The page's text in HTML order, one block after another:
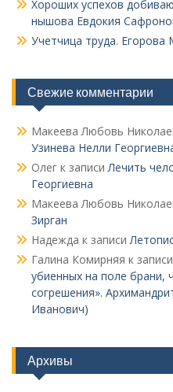
Хороших успехов
нышова Евдокия
Учетчица труда.
Свежие комментарии
Макеева Любовь
Узинева Нелли
Олег к записиЛечить
Георгиевна
Макеева Любовь
Зирган
Надежда к записи
Галина Комирняя к записи
убиенных на поле брани,
согрешения».
Иванович)
Архивы